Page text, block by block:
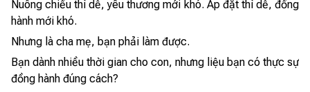
Nuông chiều thì dễ, yêu thương mới khó. Áp đặt thì dễ, đồng
hành mới khó.
Nhưng là cha mẹ, bạn phải làm được.
Bạn dành nhiều thời gian cho con, nhưng liệu bạn có thực sự
đồng hành đúng cách?